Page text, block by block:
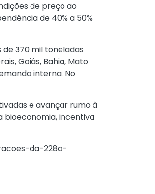
de preço ao
de 40% a 50%
de 370 mil toneladas
Goiás, Bahia, Mato
interna. No
e avançar rumo à
bioeconomia, incentiva
da-228a-